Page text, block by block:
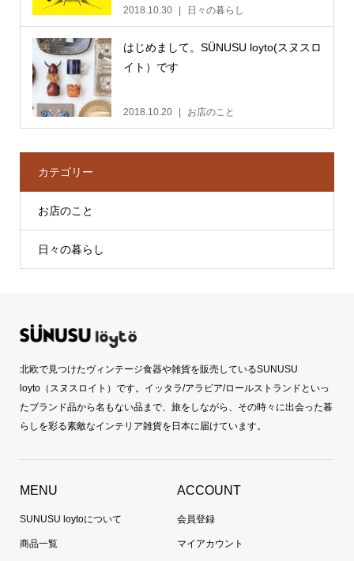
2018.10.30 日々の暮らし
はじめまして。SÜNUSU loyto(スヌスロ
イト）です
2018.10.20 お店のこと
カテゴリー
お店のこと
日々の暮らし
北欧で見つけたヴィンテージ食器や雑貨を販売しているSUNUSU
loyto（スヌスロイト）です。イッタラ/アラビア/ロールストランドといっ
たブランド品から名もない品まで、旅をしながら、その時々に出会った暮
らしを彩る素敵なインテリア雑貨を日本に届けています。
MENU
SUNUSU loytoについて
商品一覧
ACCOUNT
会員登録
マイアカウント